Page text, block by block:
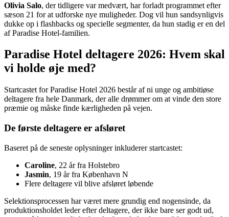
Olivia Salo, der tidligere var medvært, har forladt programmet efter
sæson 21 for at udforske nye muligheder. Dog vil hun sandsynligvis
dukke op i flashbacks og specielle segmenter, da hun stadig er en del
af Paradise Hotel-familien.
Paradise Hotel deltagere 2026: Hvem skal
vi holde øje med?
Startcastet for Paradise Hotel 2026 består af ni unge og ambitiøse
deltagere fra hele Danmark, der alle drømmer om at vinde den store
præmie og måske finde kærligheden på vejen.
De første deltagere er afsløret
Baseret på de seneste oplysninger inkluderer startcastet:
Caroline, 22 år fra Holstebro
Jasmin, 19 år fra København N
Flere deltagere vil blive afsløret løbende
Selektionsprocessen har været mere grundig end nogensinde, da
produktionsholdet leder efter deltagere, der ikke bare ser godt ud,